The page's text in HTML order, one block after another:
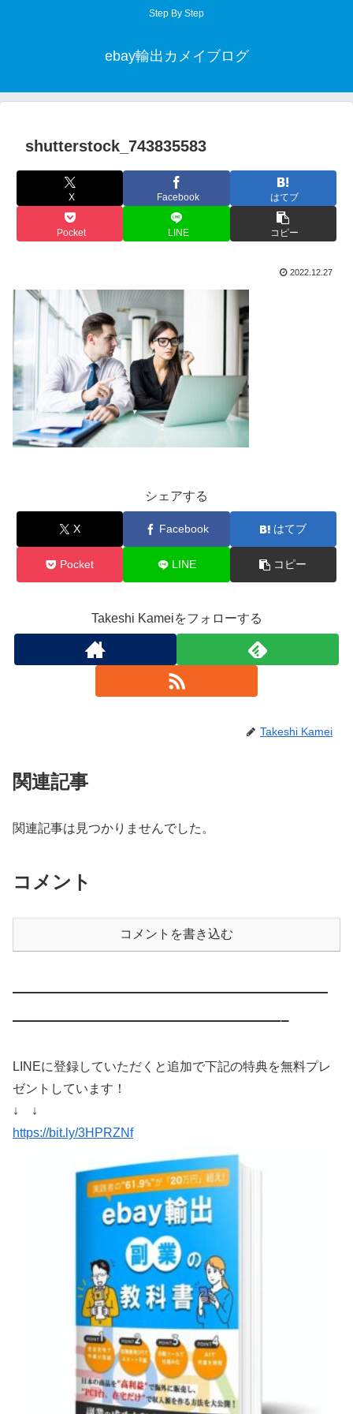
Step By Step
ebay輸出カメイブログ
shutterstock_743835583
X Facebook はてブ
Pocket LINE コピー
2022.12.27
シェアする
X Facebook はてブ
Pocket LINE コピー
Takeshi Kameiをフォローする
Takeshi Kamei
関連記事
関連記事は見つかりませんでした。
コメント
コメントを書き込む
————————————————————
—————————————————–
LINEに登録していただくと追加で下記の特典を無料プレ
ゼントしています！
↓ ↓
https://bit.ly/3HPRZNf